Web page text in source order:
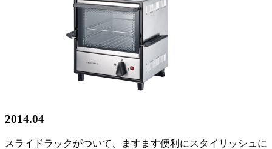
2014.04
スライドラックがついて、ますます便利にスタイリッシュに